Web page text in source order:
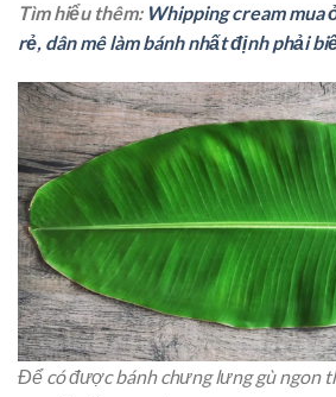
Tìm hiểu thêm: Whipping cream mua
rẻ, dân mê làm bánh nhất định phải
Để có được bánh chưng lưng gù ngon